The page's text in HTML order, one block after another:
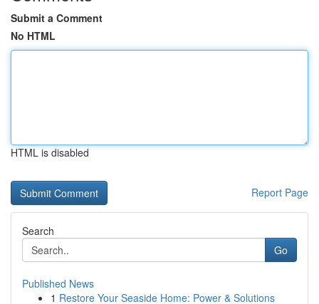
Submit a Comment
No HTML
HTML is disabled
Report Page
Search
Go
Published News
1 Restore Your Seaside Home: Power & Solutions